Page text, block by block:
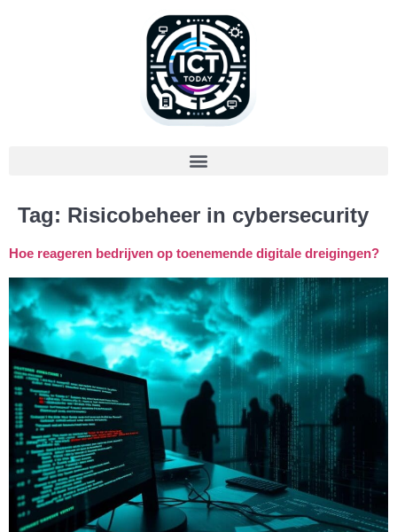
Tag: Risicobeheer in cybersecurity
Hoe reageren bedrijven op toenemende digitale dreigingen?